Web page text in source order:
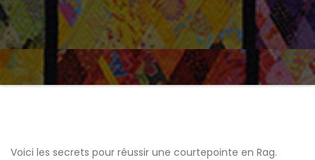
Voici les secrets pour réussir une courtepointe en Rag.